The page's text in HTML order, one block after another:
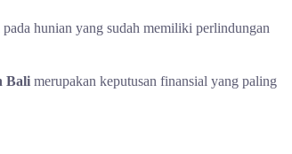
hunian yang sudah memiliki perlindungan
Bali merupakan keputusan finansial yang paling